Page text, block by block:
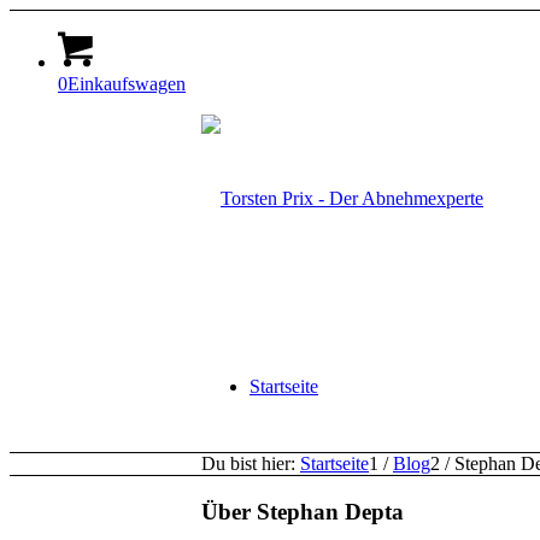
0Einkaufswagen
Startseite
Du bist hier: Startseite1 / Blog2 / Stephan
Über Stephan Depta